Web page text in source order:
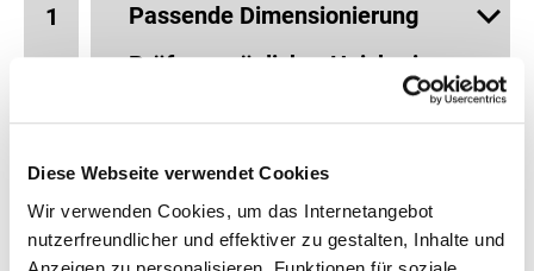
Diese Webseite verwendet Cookies
Wir verwenden Cookies, um das Internetangebot
nutzerfreundlicher und effektiver zu gestalten, Inhalte und
1
Passende Dimensionierung
Prüfung möglicher Heizkreis-
4
Hydraulik-Komponenten und
Regelung